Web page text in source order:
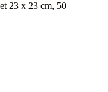
23 x 23 cm, 50